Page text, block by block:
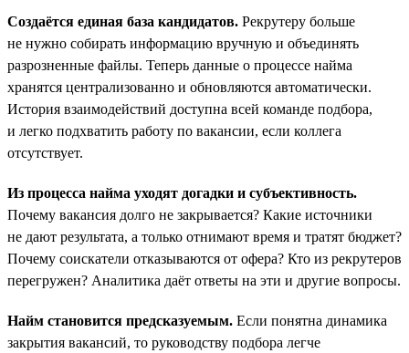
Создаётся единая база кандидатов. Рекрутеру больше
не нужно собирать информацию вручную и объединять
разрозненные файлы. Теперь данные о процессе найма
хранятся централизованно и обновляются автоматически.
История взаимодействий доступна всей команде подбора,
и легко подхватить работу по вакансии, если коллега
отсутствует.
Из процесса найма уходят догадки и субъективность.
Почему вакансия долго не закрывается? Какие источники
не дают результата, а только отнимают время и тратят бюджет?
Почему соискатели отказываются от офера? Кто из рекрутеров
перегружен? Аналитика даёт ответы на эти и другие вопросы.
Найм становится предсказуемым. Если понятна динамика
закрытия вакансий, то руководству подбора легче